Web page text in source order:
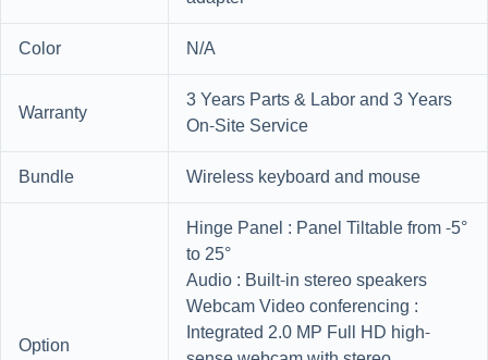
Color
N/A
Warranty
3 Years Parts & Labor and 3 Years
On-Site Service
Bundle
Wireless keyboard and mouse
Option
Hinge Panel : Panel Tiltable from -5°
to 25°
Audio : Built-in stereo speakers
Webcam Video conferencing :
Integrated 2.0 MP Full HD high-